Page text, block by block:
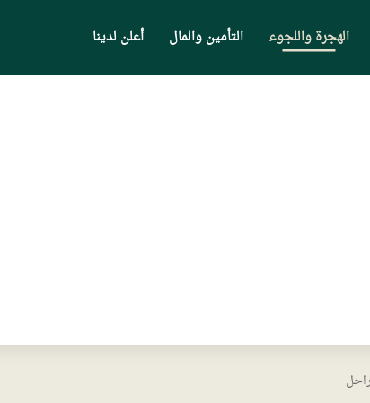
الهجرة واللجوء التأمين والمال أعلن لدينا